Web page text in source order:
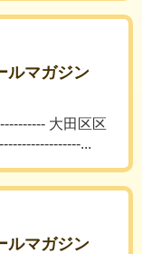
ルマガジン
大田区区
...
ルマガジン